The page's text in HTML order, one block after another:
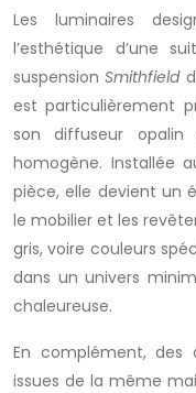
Les luminaires
l’esthétique d’une
suspensionSmithfield
est particulièrement
son diffuseur
homogène. Installée
pièce, elle devient un
le mobilier et les
gris, voire couleurs
dans un univers
chaleureuse.
En complément, des
issues de la même